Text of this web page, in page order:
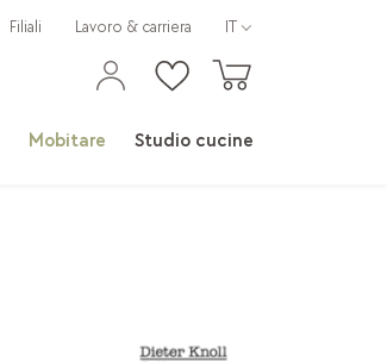
Mobitare Studio cucine
Filiali Lavoro & carriera IT